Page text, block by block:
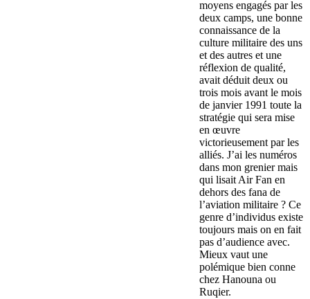
moyens engagés par les
deux camps, une bonne
connaissance de la
culture militaire des uns
et des autres et une
réflexion de qualité,
avait déduit deux ou
trois mois avant le mois
de janvier 1991 toute la
stratégie qui sera mise
en œuvre
victorieusement par les
alliés. J’ai les numéros
dans mon grenier mais
qui lisait Air Fan en
dehors des fana de
l’aviation militaire ? Ce
genre d’individus existe
toujours mais on en fait
pas d’audience avec.
Mieux vaut une
polémique bien conne
chez Hanouna ou
Ruqier.